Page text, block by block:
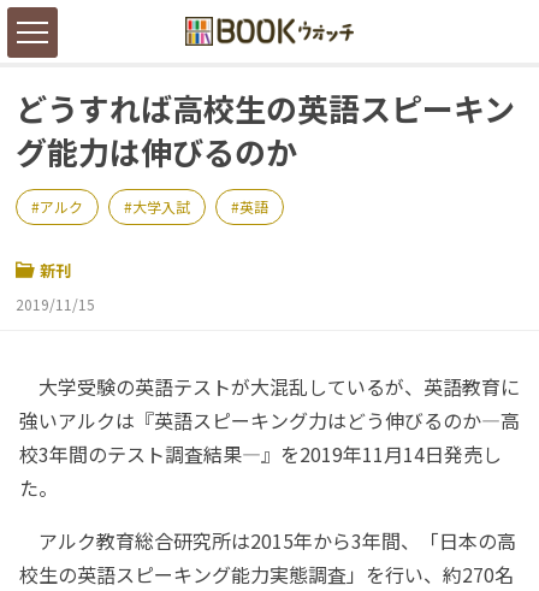
どうすれば高校生の英語スピーキン
グ能力は伸びるのか
アルク 大学入試 英語
新刊
2019/11/15
大学受験の英語テストが大混乱しているが、英語教育に
強いアルクは『英語スピーキング力はどう伸びるのか―高
校3年間のテスト調査結果―』を2019年11月14日発売し
た。
アルク教育総合研究所は2015年から3年間、「日本の高
校生の英語スピーキング能力実態調査」を行い、約270名